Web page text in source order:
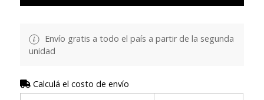
Envío gratis a todo el país a partir de la segunda
unidad
Calculá el costo de envío